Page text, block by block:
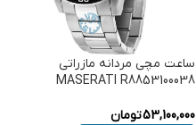
ساعت مچی مردانه مازراتی
MASERATI R8853100038
53,100,000تومان